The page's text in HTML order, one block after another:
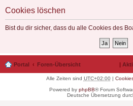
Cookies löschen
Bist du dir sicher, dass du alle Cookies des
Portal Foren-Übersicht |
Alle Zeiten sind UTC+02:00|
Powered by phpBB® Forum
Deutsche Übersetzung